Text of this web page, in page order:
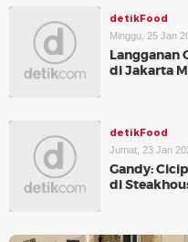
detikFood
Minggu, 25 Jan
Langganan
di Jakarta
detikFood
Jumat, 23 Jan
Gandy:
di